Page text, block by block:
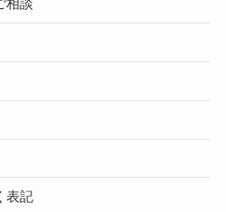
相談
表記